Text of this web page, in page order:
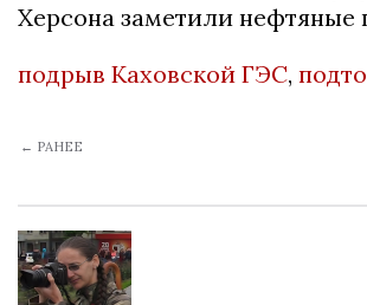
Херсона заметили нефтяные
подрыв Каховской ГЭС,
← РАНЕЕ